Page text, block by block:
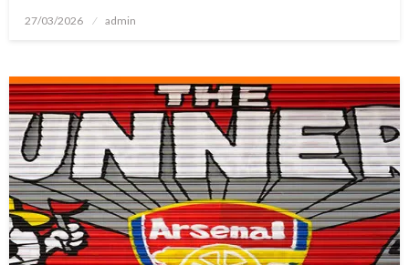
Posted
27/03/2026 admin